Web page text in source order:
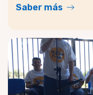
Saber más